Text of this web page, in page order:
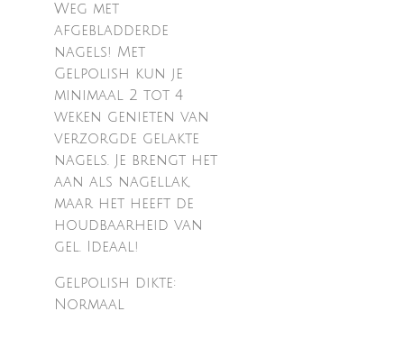
Weg met
afgebladderde
nagels! Met
Gelpolish kun je
minimaal 2 tot 4
weken genieten van
verzorgde gelakte
nagels. Je brengt het
aan als nagellak,
maar het heeft de
houdbaarheid van
gel. Ideaal!
Gelpolish dikte:
Normaal